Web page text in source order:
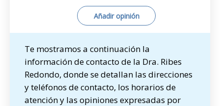
Añadir opinión
Te mostramos a continuación la
información de contacto de la Dra. Ribes
Redondo, donde se detallan las direcciones
y teléfonos de contacto, los horarios de
atención y las opiniones expresadas por